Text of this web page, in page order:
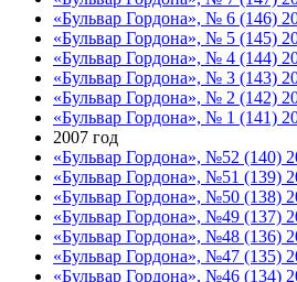
«Бульвар Гордона», № 6 (146)
«Бульвар Гордона», № 5 (145)
«Бульвар Гордона», № 4 (144)
«Бульвар Гордона», № 3 (143)
«Бульвар Гордона», № 2 (142)
«Бульвар Гордона», № 1 (141)
2007 год
«Бульвар Гордона», №52 (140)
«Бульвар Гордона», №51 (139)
«Бульвар Гордона», №50 (138)
«Бульвар Гордона», №49 (137)
«Бульвар Гордона», №48 (136)
«Бульвар Гордона», №47 (135)
«Бульвар Гордона», №46 (134)